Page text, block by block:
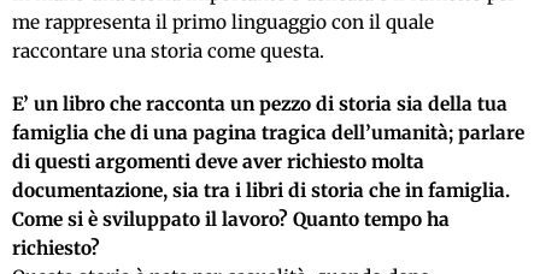
me rappresenta il primo linguaggio con il quale
raccontare una storia come questa.
E’ un libro che racconta un pezzo di storia sia della tua
famiglia che di una pagina tragica dell’umanità; parlare
di questi argomenti deve aver richiesto molta
documentazione, sia tra i libri di storia che in famiglia.
Come si è sviluppato il lavoro? Quanto tempo ha
richiesto?